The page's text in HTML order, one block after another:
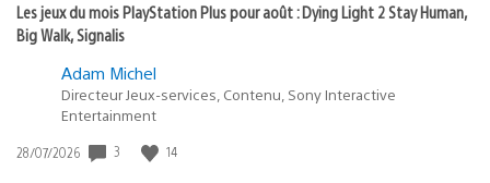
Les jeux du mois PlayStation Plus pour août : Dying Light 2 Stay Human,
Big Walk, Signalis
Adam Michel
Directeur Jeux-services, Contenu, Sony Interactive
Entertainment
Date
28/07/2026 3 14